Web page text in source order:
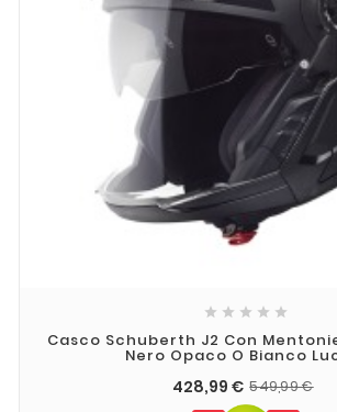
    
Casco Schuberth J2 Con
Nero Opaco O Bianco
428,99 € 549,99 €